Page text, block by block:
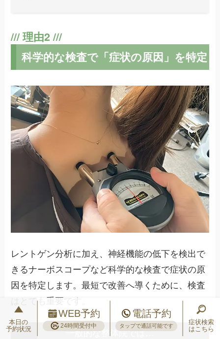
科学的な検査で「症状の原因」を特定
レントゲン分析に加え、神経機能の低下を検出で
きるナーボスコープなど科学的な検査で症状の原
因を特定します。最短で改善へ導くために、検査
はとても重要です。
一般的な整体院では…
本日の
予約状況
WEB予約
24時間受付中
電話予約
タップで通話可能です
症状検索
はこちら